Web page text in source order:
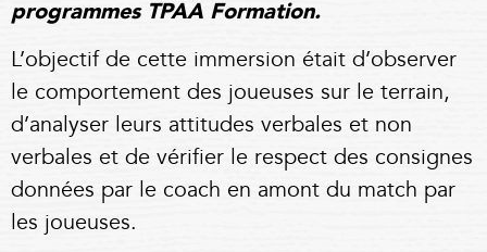
programmes TPAA Formation.
L’objectif de cette immersion était d’observer
le comportement des joueuses sur le terrain,
d’analyser leurs attitudes verbales et non
verbales et de vérifier le respect des consignes
données par le coach en amont du match par
les joueuses.